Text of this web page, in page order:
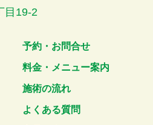
目19-2
予約・お問合せ
料金・メニュー案内
施術の流れ
よくある質問